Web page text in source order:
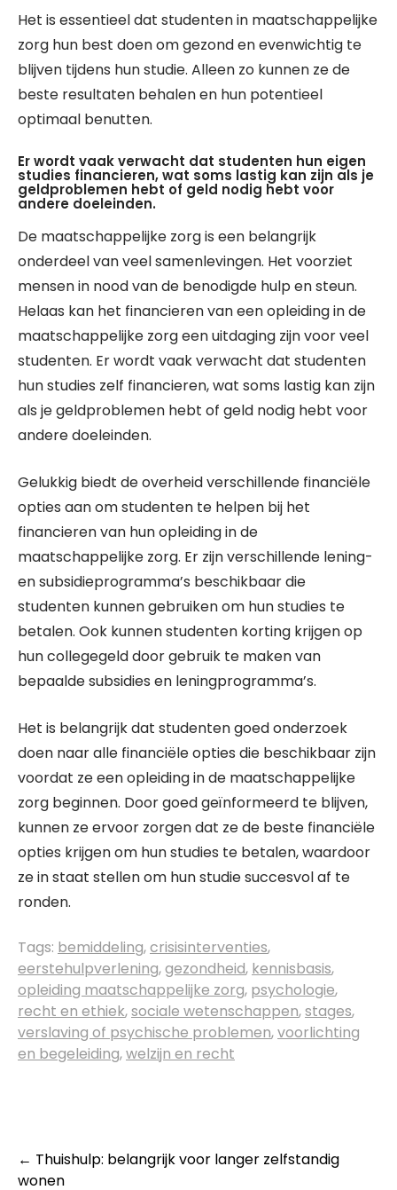
Het is essentieel dat studenten in maatschappelijke
zorg hun best doen om gezond en evenwichtig te
blijven tijdens hun studie. Alleen zo kunnen ze de
beste resultaten behalen en hun potentieel
optimaal benutten.
Er wordt vaak verwacht dat studenten hun eigen
studies financieren, wat soms lastig kan zijn als je
geldproblemen hebt of geld nodig hebt voor
andere doeleinden.
De maatschappelijke zorg is een belangrijk
onderdeel van veel samenlevingen. Het voorziet
mensen in nood van de benodigde hulp en steun.
Helaas kan het financieren van een opleiding in de
maatschappelijke zorg een uitdaging zijn voor veel
studenten. Er wordt vaak verwacht dat studenten
hun studies zelf financieren, wat soms lastig kan zijn
als je geldproblemen hebt of geld nodig hebt voor
andere doeleinden.
Gelukkig biedt de overheid verschillende financiële
opties aan om studenten te helpen bij het
financieren van hun opleiding in de
maatschappelijke zorg. Er zijn verschillende lening-
en subsidieprogramma’s beschikbaar die
studenten kunnen gebruiken om hun studies te
betalen. Ook kunnen studenten korting krijgen op
hun collegegeld door gebruik te maken van
bepaalde subsidies en leningprogramma’s.
Het is belangrijk dat studenten goed onderzoek
doen naar alle financiële opties die beschikbaar zijn
voordat ze een opleiding in de maatschappelijke
zorg beginnen. Door goed geïnformeerd te blijven,
kunnen ze ervoor zorgen dat ze de beste financiële
opties krijgen om hun studies te betalen, waardoor
ze in staat stellen om hun studie succesvol af te
ronden.
Tags: bemiddeling,crisisinterventies,
eerstehulpverlening,gezondheid, kennisbasis,
opleiding maatschappelijke zorg, psychologie,
recht en ethiek,sociale wetenschappen,stages,
verslaving of psychische problemen,voorlichting
en begeleiding,welzijn en recht
Post
← Thuishulp: belangrijk voor langer zelfstandig
wonen